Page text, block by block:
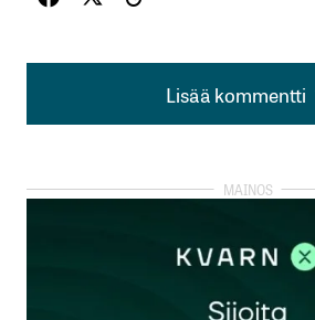
Lisää kommentti
Lisää kommentti
rekisteröityä